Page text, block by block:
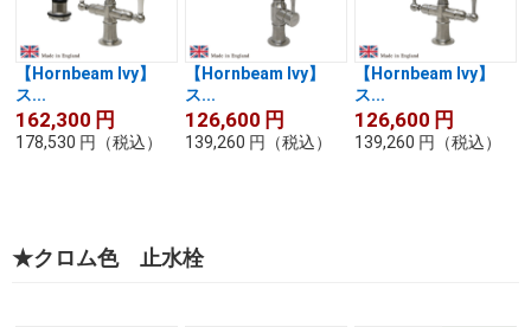
【Hornbeam Ivy】
ス...
162,300 円
178,530 円 （税込）
【Hornbeam Ivy】
ス...
126,600 円
139,260 円 （税込）
【Hornbeam Ivy】
ス...
126,600 円
139,260 円 （税込）
★クロム色 止水栓